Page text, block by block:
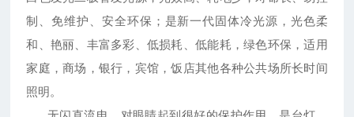
制、免维护、安全环保；是新一代固体冷光源，光色柔
和、艳丽、丰富多彩、低损耗、低能耗，绿色环保，适用
家庭，商场，银行，宾馆，饭店其他各种公共场所长时间
照明。